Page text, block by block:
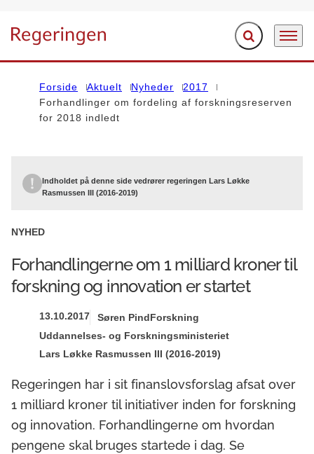
Gå til forsiden Fold søgefelt ud
Menu
Forside Aktuelt Nyheder
2017
Forhandlinger om fordeling af forskningsreserven
for 2018 indledt
Indholdet på denne side vedrører regeringen Lars Løkke
Rasmussen III (2016-2019)
NYHED
Forhandlingerne om 1 milliard kroner til
forskning og innovation er startet
13.10.2017 Søren PindForskning
Uddannelses- og Forskningsministeriet
Lars Løkke Rasmussen III (2016-2019)
Regeringen har i sit finanslovsforslag afsat over
1 milliard kroner til initiativer inden for forskning
og innovation. Forhandlingerne om hvordan
pengene skal bruges startede i dag. Se